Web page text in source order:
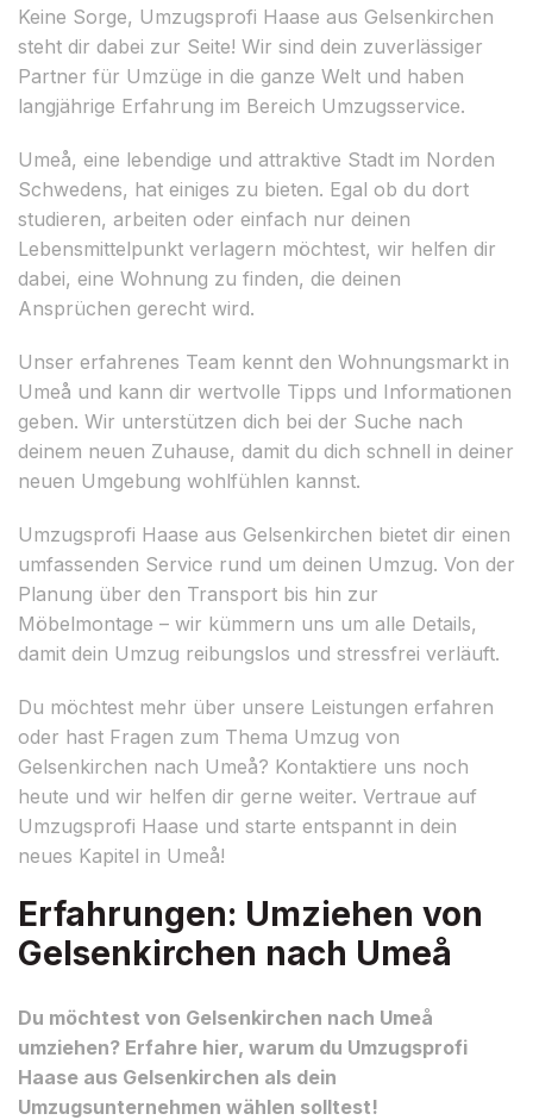
Keine Sorge, Umzugsprofi Haase aus Gelsenkirchen
steht dir dabei zur Seite! Wir sind dein zuverlässiger
Partner für Umzüge in die ganze Welt und haben
langjährige Erfahrung im Bereich Umzugsservice.
Umeå, eine lebendige und attraktive Stadt im Norden
Schwedens, hat einiges zu bieten. Egal ob du dort
studieren, arbeiten oder einfach nur deinen
Lebensmittelpunkt verlagern möchtest, wir helfen dir
dabei, eine Wohnung zu finden, die deinen
Ansprüchen gerecht wird.
Unser erfahrenes Team kennt den Wohnungsmarkt in
Umeå und kann dir wertvolle Tipps und Informationen
geben. Wir unterstützen dich bei der Suche nach
deinem neuen Zuhause, damit du dich schnell in deiner
neuen Umgebung wohlfühlen kannst.
Umzugsprofi Haase aus Gelsenkirchen bietet dir einen
umfassenden Service rund um deinen Umzug. Von der
Planung über den Transport bis hin zur
Möbelmontage – wir kümmern uns um alle Details,
damit dein Umzug reibungslos und stressfrei verläuft.
Du möchtest mehr über unsere Leistungen erfahren
oder hast Fragen zum Thema Umzug von
Gelsenkirchen nach Umeå? Kontaktiere uns noch
heute und wir helfen dir gerne weiter. Vertraue auf
Umzugsprofi Haase und starte entspannt in dein
neues Kapitel in Umeå!
Erfahrungen: Umziehen von
Gelsenkirchen nach Umeå
Du möchtest von Gelsenkirchen nach Umeå
umziehen? Erfahre hier, warum du Umzugsprofi
Haase aus Gelsenkirchen als dein
Umzugsunternehmen wählen solltest!